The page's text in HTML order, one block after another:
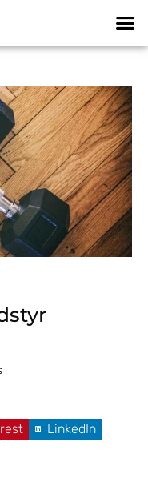
LinkedIn